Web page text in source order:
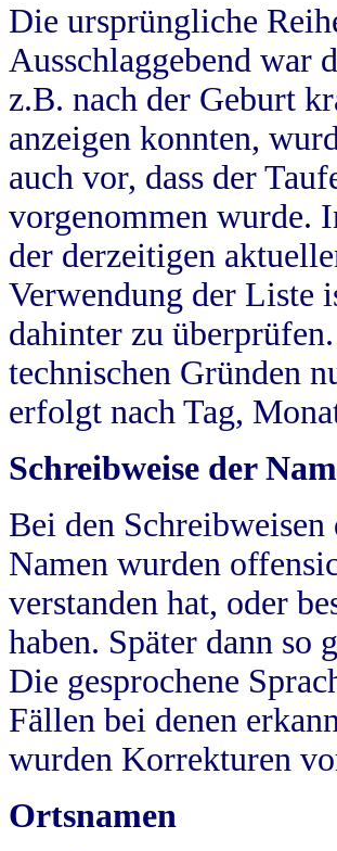
Die ursprüngliche
Ausschlaggebend war
z.B. nach der Geburt
anzeigen konnten,
auch vor, dass der
vorgenommen wurde.
der derzeitigen
Verwendung der Liste
dahinter zu
technischen Gründen
erfolgt nach Tag,
Schreibweise der
Bei den
Namen wurden
verstanden hat, oder
haben. Später dann so
Die gesprochene
Fällen bei denen
wurden Korrekturen
Ortsnamen